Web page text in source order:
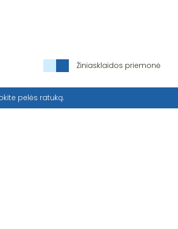
Žiniasklaidos priemonė
pelės ratuką.